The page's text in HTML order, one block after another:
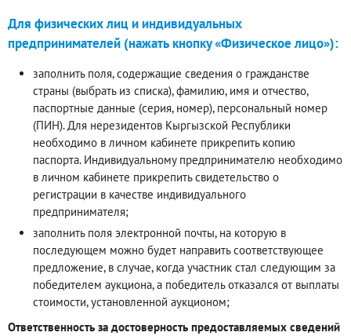
Для физических лиц и индивидуальных
предпринимателей (нажать кнопку «Физическое лицо»):
заполнить поля, содержащие сведения о гражданстве
страны (выбрать из списка), фамилию, имя и отчество,
паспортные данные (серия, номер), персональный номер
(ПИН). Для нерезидентов Кыргызской Республики
необходимо в личном кабинете прикрепить копию
паспорта. Индивидуальному предпринимателю необходимо
в личном кабинете прикрепить свидетельство о
регистрации в качестве индивидуального
предпринимателя;
заполнить поля электронной почты, на которую в
последующем можно будет направить соответствующее
предложение, в случае, когда участник стал следующим за
победителем аукциона, а победитель отказался от выплаты
стоимости, установленной аукционом;
Ответственность за достоверность предоставляемых сведений